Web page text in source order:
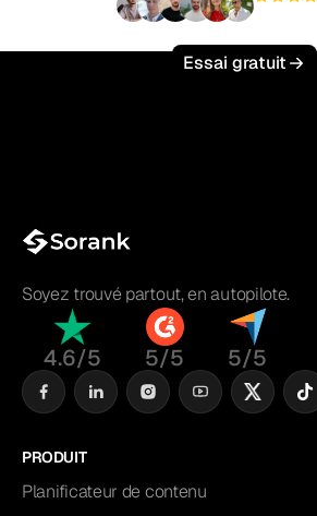
Essai gratuit
Soyez trouvé partout, en autopilote.
4.6/5 5/5 5/5
PRODUIT
Planificateur de contenu